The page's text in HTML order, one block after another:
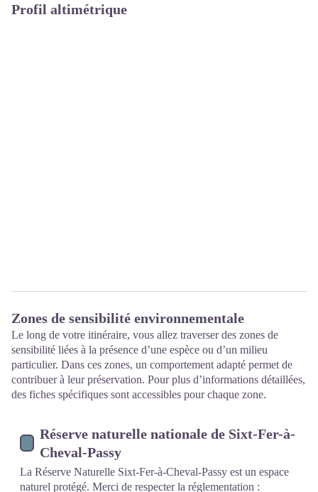
Profil altimétrique
Zones de sensibilité environnementale
Le long de votre itinéraire, vous allez traverser des zones de
sensibilité liées à la présence d’une espèce ou d’un milieu
particulier. Dans ces zones, un comportement adapté permet de
contribuer à leur préservation. Pour plus d’informations détaillées,
des fiches spécifiques sont accessibles pour chaque zone.
Réserve naturelle nationale de Sixt-Fer-à-
Cheval-Passy
La Réserve Naturelle Sixt-Fer-à-Cheval-Passy est un espace
naturel protégé. Merci de respecter la réglementation :